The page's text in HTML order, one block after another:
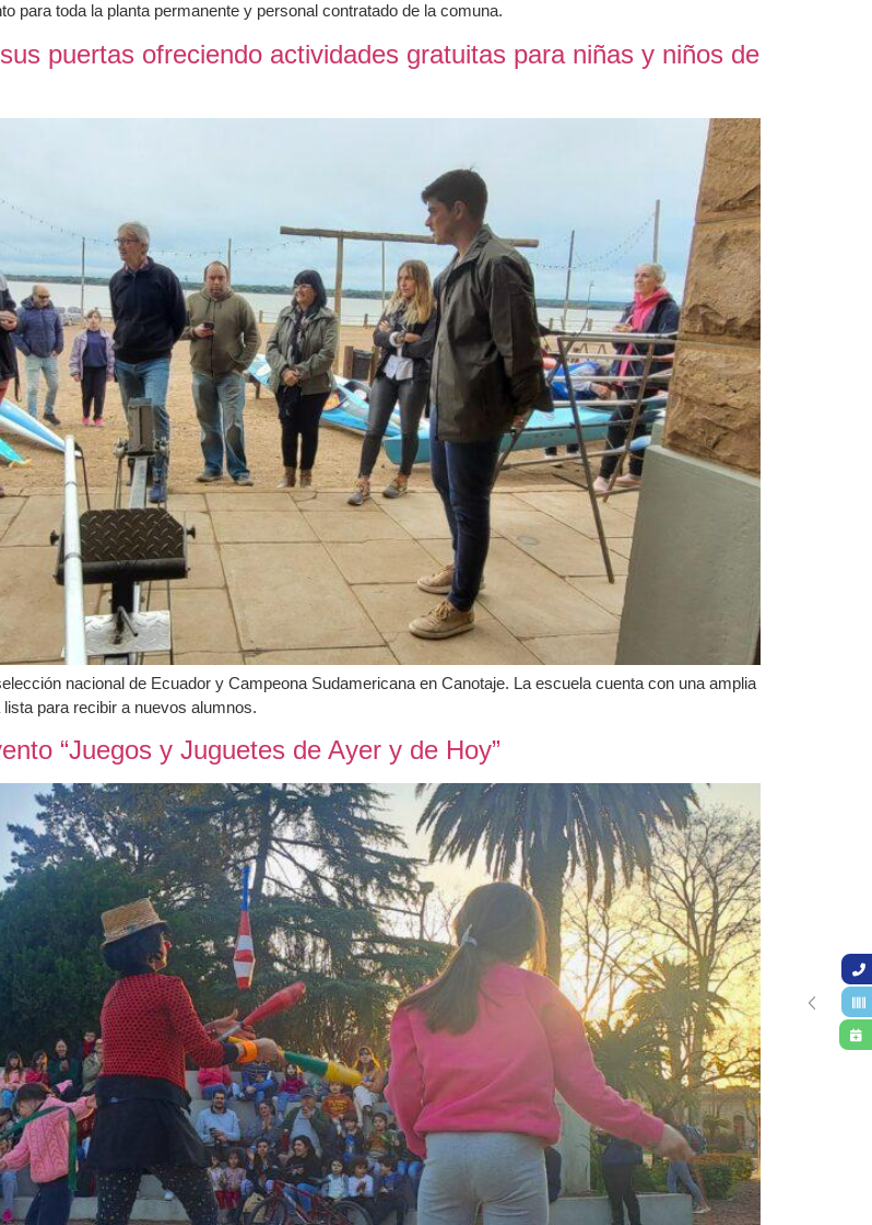
para toda la planta permanente y personal contratado de la comuna.
puertas ofreciendo actividades gratuitas para niñas y niños de
nacional de Ecuador y Campeona Sudamericana en Canotaje. La escuela cuenta con una amplia
para recibir a nuevos alumnos.
“Juegos y Juguetes de Ayer y de Hoy”